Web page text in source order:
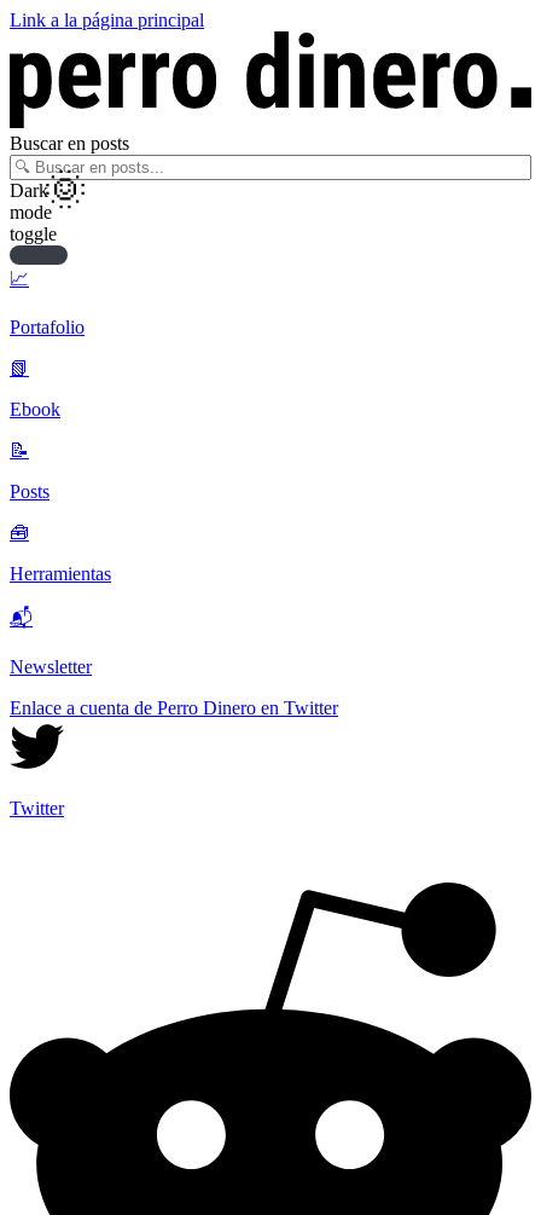
Link a la página principal
Buscar en posts
Dark
mode
toggle
📈
Portafolio
📗
Ebook
📝
Posts
🧰
Herramientas
📬
Newsletter
Enlace a cuenta de Perro Dinero en Twitter
Twitter